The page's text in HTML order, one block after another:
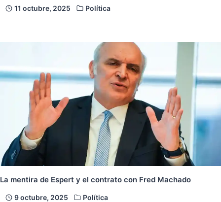
11 octubre, 2025 Política
La mentira de Espert y el contrato con Fred Machado
9 octubre, 2025 Política